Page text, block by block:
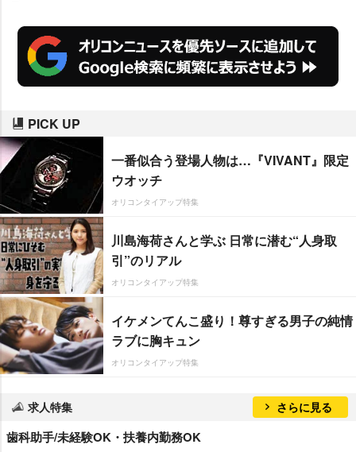
デザインも反転させた特別商品を
用意し、さらに普及させていく。
PICK UP
一番似合う登場人物は…『VIVANT』限定
ウオッチ
オリコンタイアップ特集
川島海荷さんと学ぶ 日常に潜む“人身取
引”のリアル
オリコンタイアップ特集
イケメンてんこ盛り！尊すぎる男子の純情
ラブに胸キュン
オリコンタイアップ特集
求人特集 さらに見る
歯科助手/未経験OK・扶養内勤務OK